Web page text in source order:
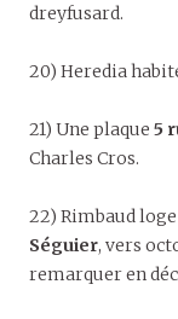
dreyfusard.
20) Heredia
21) Une plaque 5
Charles Cros.
22) Rimbaud
Séguier, vers
remarquer en